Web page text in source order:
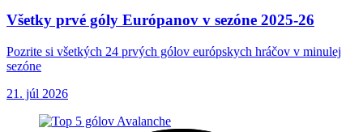
Všetky prvé góly Európanov v sezóne 2025-26
Pozrite si všetkých 24 prvých gólov európskych hráčov v minulej
sezóne
21. júl 2026